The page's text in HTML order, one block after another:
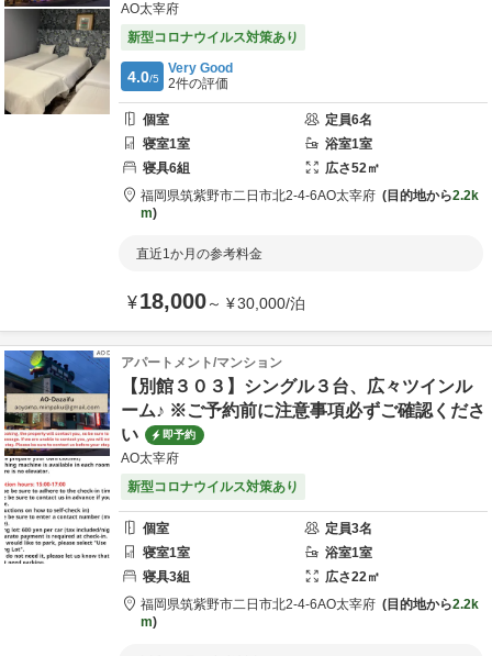
AO太宰府
新型コロナウイルス対策あり
4.0/5
Very Good
2件の評価
個室 定員6名
寝室1室 浴室1室
寝具6組 広さ52㎡
福岡県筑紫野市二日市北2-4-6AO太宰府 目的地から2.2k
m
直近1か月の参考料金
¥18,000～ ¥30,000/泊
アパートメント/マンション
【別館３０３】シングル３台、広々ツインル
ーム♪ ※ご予約前に注意事項必ずご確認くださ
い
即予約
AO太宰府
新型コロナウイルス対策あり
個室 定員3名
寝室1室 浴室1室
寝具3組 広さ22㎡
福岡県筑紫野市二日市北2-4-6AO太宰府 目的地から2.2k
m